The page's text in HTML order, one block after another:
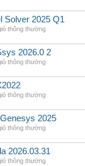
Solver 2025 Q1
thông thường
2026.0 2
thông thường
thông thường
2025
thông thường
2026.03.31
thông thường